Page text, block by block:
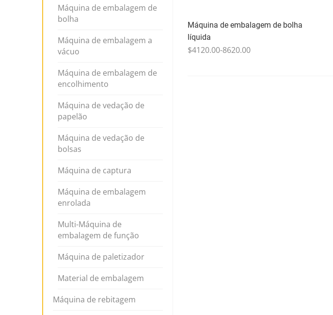
Máquina de embalagem de bolha
líquida
$4120.00-8620.00
Máquina de embalagem de
bolha
Máquina de embalagem a
vácuo
Máquina de embalagem de
encolhimento
Máquina de vedação de
papelão
Máquina de vedação de
bolsas
Máquina de captura
Máquina de embalagem
enrolada
Multi-Máquina de
embalagem de função
Máquina de paletizador
Material de embalagem
Máquina de rebitagem